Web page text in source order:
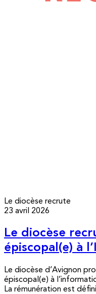
Le diocèse recrute
23 avril 2026
Le diocèse
épiscopal(e) à
Le diocèse d’Avignon
épiscopal(e) à
La rémunération est